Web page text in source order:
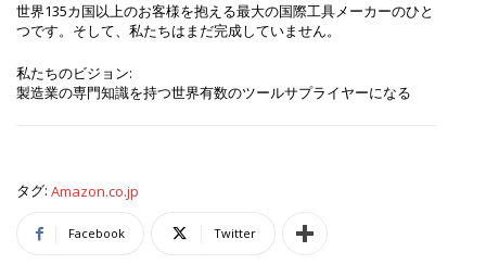
世界135カ国以上のお客様を抱える最大の国際工具メーカーのひと
つです。そして、私たちはまだ完成していません。
私たちのビジョン:
製造業の専門知識を持つ世界有数のツールサプライヤーになる
タグ: Amazon.co.jp
Facebook Twitter